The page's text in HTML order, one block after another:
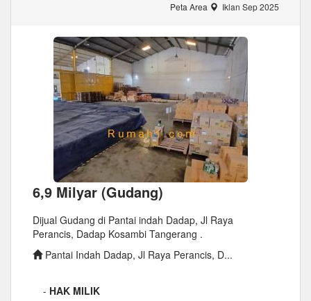
Peta Area Iklan Sep 2025
6,9 Milyar (Gudang)
Dijual Gudang di Pantai indah Dadap, Jl Raya
Perancis, Dadap Kosambi Tangerang .
Pantai Indah Dadap, Jl Raya Perancis, D...
- HAK MILIK